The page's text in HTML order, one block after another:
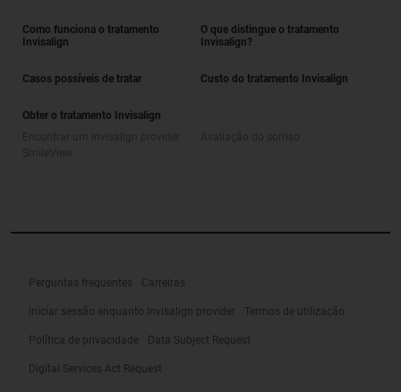
Como funciona o tratamento
Invisalign
O que distingue o tratamento
Invisalign?
Casos possíveis de tratar Custo do tratamento Invisalign
Obter o tratamento Invisalign
Perguntas frequentes Carreiras
Iniciar sessão enquanto Invisalign provider Termos de utilização
Política de privacidade Data Subject Request
Digital Services Act Request